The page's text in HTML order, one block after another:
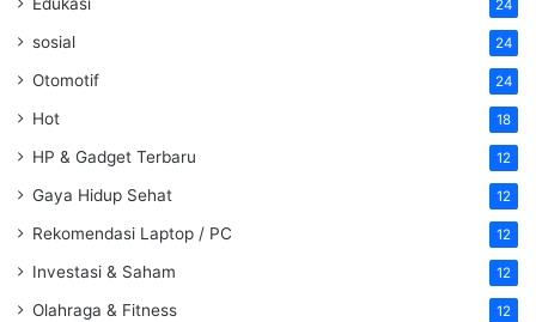
24
sosial 24
Otomotif 24
Hot 18
HP & Gadget Terbaru 12
Gaya Hidup Sehat 12
Rekomendasi Laptop / PC 12
Investasi & Saham 12
Olahraga & Fitness 12